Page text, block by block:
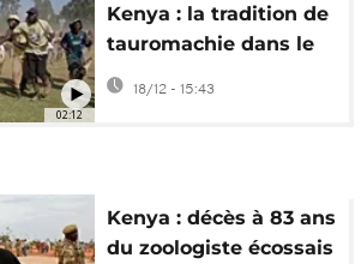
02:12
Kenya : la tradition de
tauromachie dans le
comté de Kakamega
18/12 - 15:43
Kenya : décès à 83 ans
du zoologiste écossais